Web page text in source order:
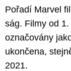
Pořadí Marvel
ság. Filmy od
označovány
ukončena,
2021.